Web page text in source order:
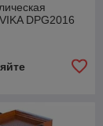
DPG2016